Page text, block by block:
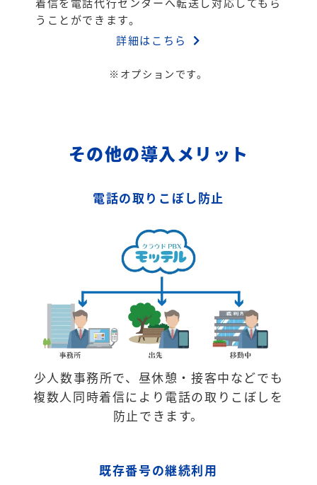
うことができます。
詳細はこちら
※オプションです。
その他の導入メリット
電話の取りこぼし防止
少人数事務所で、昼休憩・接客中などでも
複数人同時着信により電話の取りこぼしを
防止できます。
既存番号の継続利用